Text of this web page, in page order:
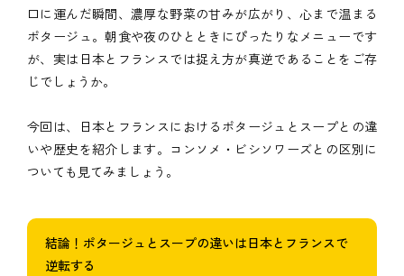
口に運んだ瞬間、濃厚な野菜の甘みが広がり、心まで温まる
ポタージュ。朝食や夜のひとときにぴったりなメニューです
が、実は日本とフランスでは捉え方が真逆であることをご存
じでしょうか。
今回は、日本とフランスにおけるポタージュとスープとの違
いや歴史を紹介します。コンソメ・ビシソワーズとの区別に
ついても見てみましょう。
結論！ポタージュとスープの違いは日本とフランスで
逆転する